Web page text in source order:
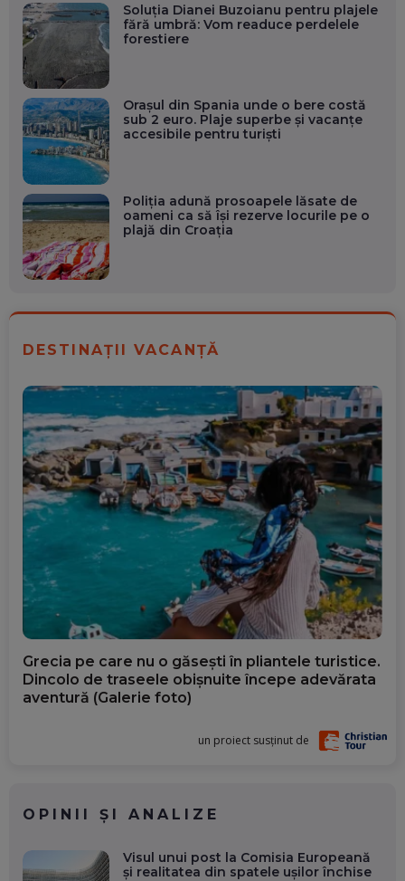
Soluția Dianei Buzoianu pentru plajele
fără umbră: Vom readuce perdelele
forestiere
Orașul din Spania unde o bere costă
sub 2 euro. Plaje superbe și vacanțe
accesibile pentru turiști
Poliția adună prosoapele lăsate de
oameni ca să își rezerve locurile pe o
plajă din Croația
DESTINAȚII VACANȚĂ
Grecia pe care nu o găsești în pliantele turistice.
Dincolo de traseele obișnuite începe adevărata
aventură (Galerie foto)
un proiect susținut de
OPINII ȘI ANALIZE
Visul unui post la Comisia Europeană
și realitatea din spatele ușilor închise